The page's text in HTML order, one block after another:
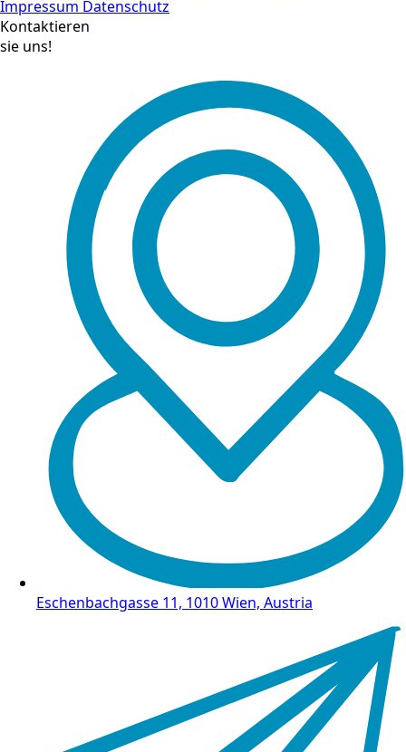
Impressum Datenschutz
Kontaktieren
sie uns!
Eschenbachgasse 11, 1010 Wien, Austria